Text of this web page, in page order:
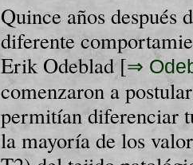
Quince años después
diferente
Erik Odeblad [⇒
comenzaron a
permitían diferenciar
la mayoría de los